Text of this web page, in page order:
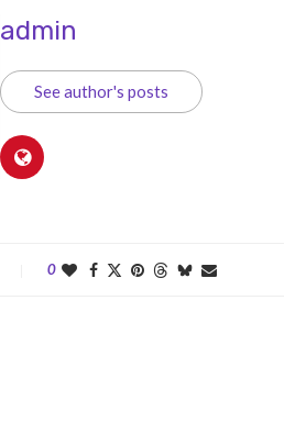
admin
See author's posts
0